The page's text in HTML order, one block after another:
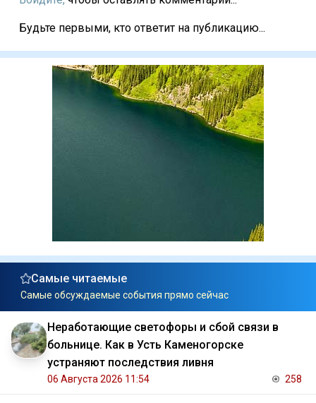
Будьте первыми, кто ответит на публикацию...
Самые читаемые
Самые обсуждаемые события прямо сейчас
Неработающие светофоры и сбой связи в
больнице. Как в Усть Каменогорске
устраняют последствия ливня
06 Августа 2026 11:54 258